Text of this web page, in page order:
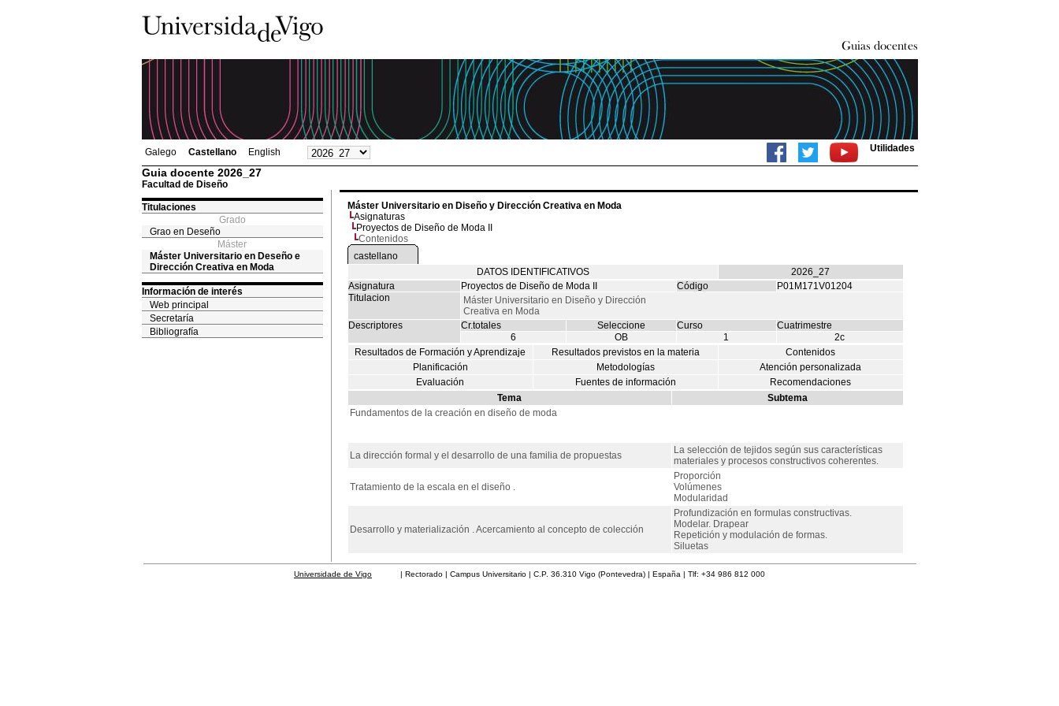
Galego Castellano English Utilidades
Guia docente 2026_27
Facultad de Diseño
Titulaciones
Grado
Grao en Deseño
Máster
Máster Universitario en Deseño e
Dirección Creativa en Moda
Información de interés
Web principal
Secretaría
Bibliografía
Máster Universitario en Diseño y Dirección Creativa en Moda
Asignaturas
Proyectos de Diseño de Moda II
Contenidos
castellano
DATOS IDENTIFICATIVOS
2026_27
Asignatura
Proyectos de Diseño de Moda II Código
P01M171V01204
Titulacion
Máster Universitario en Diseño y Dirección
Creativa en Moda
Descriptores
Cr.totales Seleccione Curso
Cuatrimestre
6
OB 1
2c
Resultados de Formación y Aprendizaje
Resultados previstos en la materia
Contenidos
Planificación
Metodologías
Atención personalizada
Evaluación
Fuentes de información
Recomendaciones
Tema
Subtema
Fundamentos de la creación en diseño de moda
La dirección formal y el desarrollo de una familia de propuestas
La selección de tejidos según sus características
materiales y procesos constructivos coherentes.
Tratamiento de la escala en el diseño .
Proporción
Volúmenes
Modularidad
Desarrollo y materialización . Acercamiento al concepto de colección
Profundización en formulas constructivas.
Modelar. Drapear
Repetición y modulación de formas.
Siluetas
Universidade de Vigo | Rectorado | Campus Universitario | C.P. 36.310 Vigo (Pontevedra) | España | Tlf: +34 986 812 000